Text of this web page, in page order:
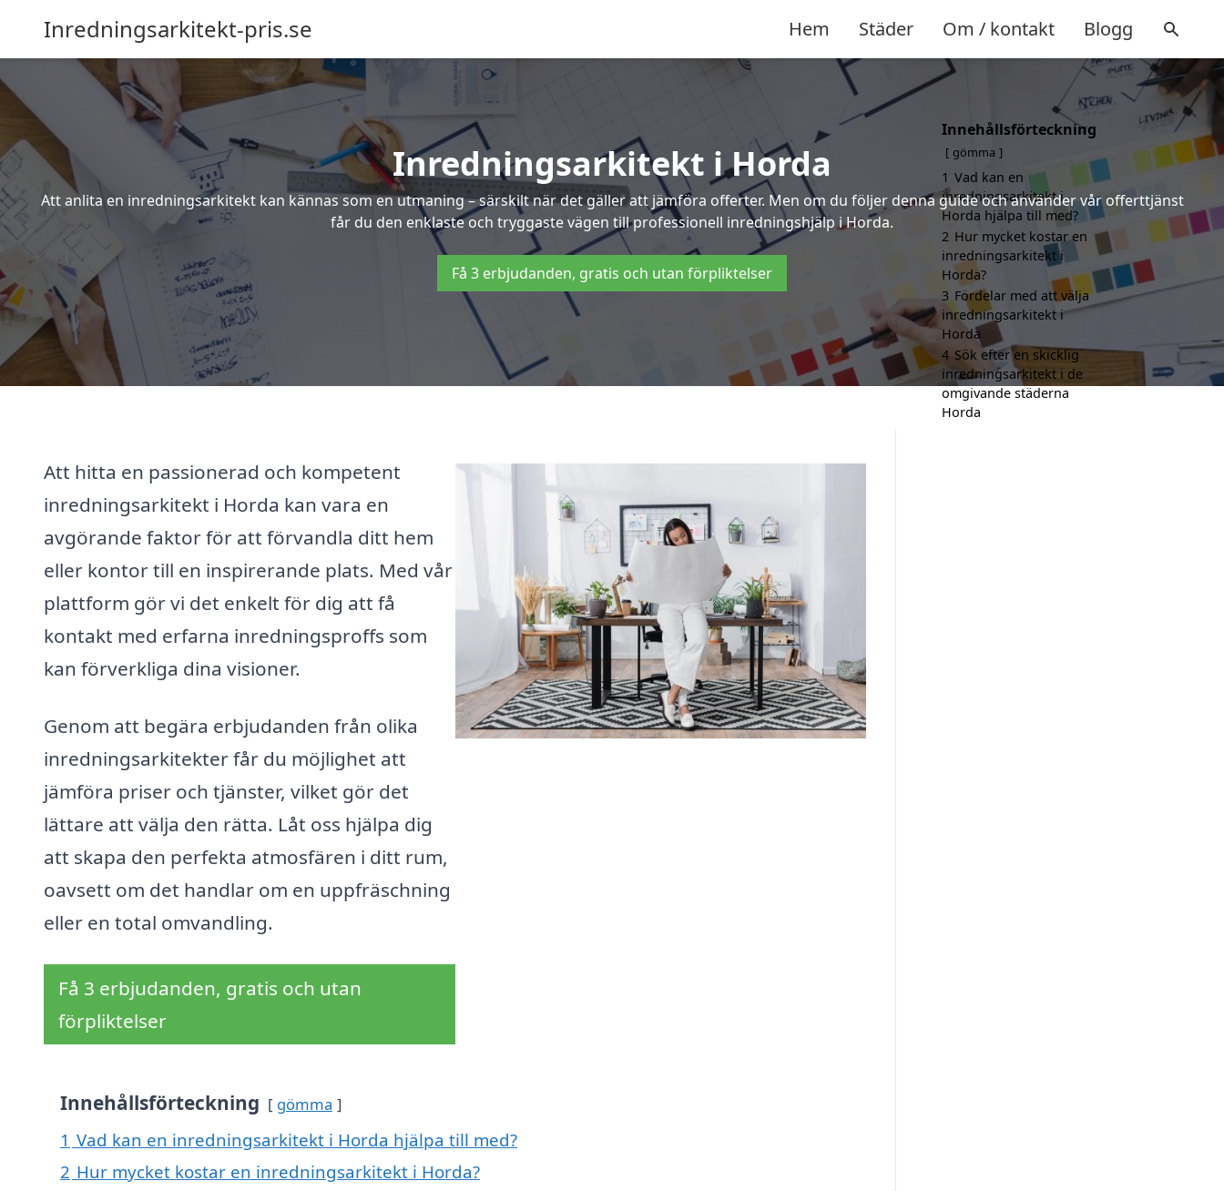
Inredningsarkitekt-pris.se Hem Städer Om / kontakt Blogg
Inredningsarkitekt i Horda
Att anlita en inredningsarkitekt kan kännas som en utmaning – särskilt när det gäller att jämföra offerter. Men om du följer denna guide och använder vår offerttjänst
får du den enklaste och tryggaste vägen till professionell inredningshjälp i Horda.
Få 3 erbjudanden, gratis och utan förpliktelser
Att hitta en passionerad och kompetent
inredningsarkitekt i Horda kan vara en
avgörande faktor för att förvandla ditt hem
eller kontor till en inspirerande plats. Med vår
plattform gör vi det enkelt för dig att få
kontakt med erfarna inredningsproffs som
kan förverkliga dina visioner.
Genom att begära erbjudanden från olika
inredningsarkitekter får du möjlighet att
jämföra priser och tjänster, vilket gör det
lättare att välja den rätta. Låt oss hjälpa dig
att skapa den perfekta atmosfären i ditt rum,
oavsett om det handlar om en uppfräschning
eller en total omvandling.
Få 3 erbjudanden, gratis och utan
förpliktelser
Innehållsförteckning gömma
1 Vad kan en inredningsarkitekt i Horda hjälpa till med?
2 Hur mycket kostar en inredningsarkitekt i Horda?
Innehållsförteckning
gömma
1 Vad kan en
inredningsarkitekt i
Horda hjälpa till med?
2 Hur mycket kostar en
inredningsarkitekt i
Horda?
3 Fördelar med att välja
inredningsarkitekt i
Horda
4 Sök efter en skicklig
inredningsarkitekt i de
omgivande städerna
Horda